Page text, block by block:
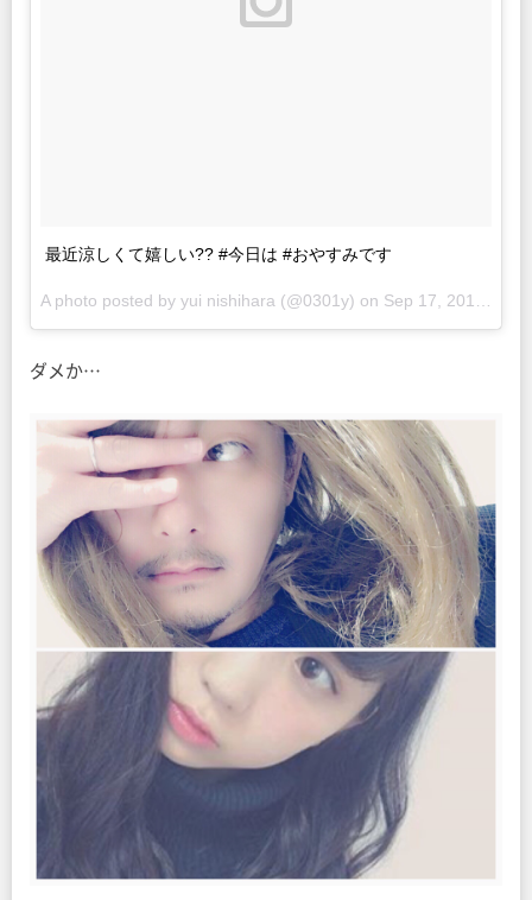
最近涼しくて嬉しい?? #今日は #おやすみです
A photo posted by yui nishihara (@0301y) on Sep 17, 2015 at 9:38pm PDT
ダメか…